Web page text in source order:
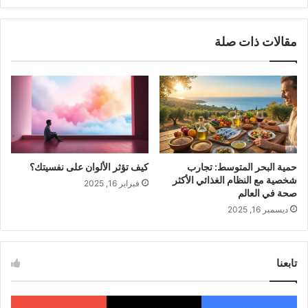
أما بالنسبة للفوائد المرتبطة بتناول العسل
غني بالمغذيات الأساسية والضرورية
يحتوي العسل الملكي على العديد منالفيتامينات
والمعادن المهمة للجسم، مثل الكالسيوم، والحديد،
والبوتاسيوم، ومجموعة فيتامين ب، والفولات. إلى
أنواع لا يتمكن الجسم من تصنيعها لوحده.
مقالات ذات صلة
حمية البحر المتوسط: تجارب
شخصية مع النظام الغذائي الأكثر
صحة في العالم
ديسمبر 16, 2025
كيف تؤثر الألوان على نفسيتك؟
فبراير 16, 2025
تابعنا